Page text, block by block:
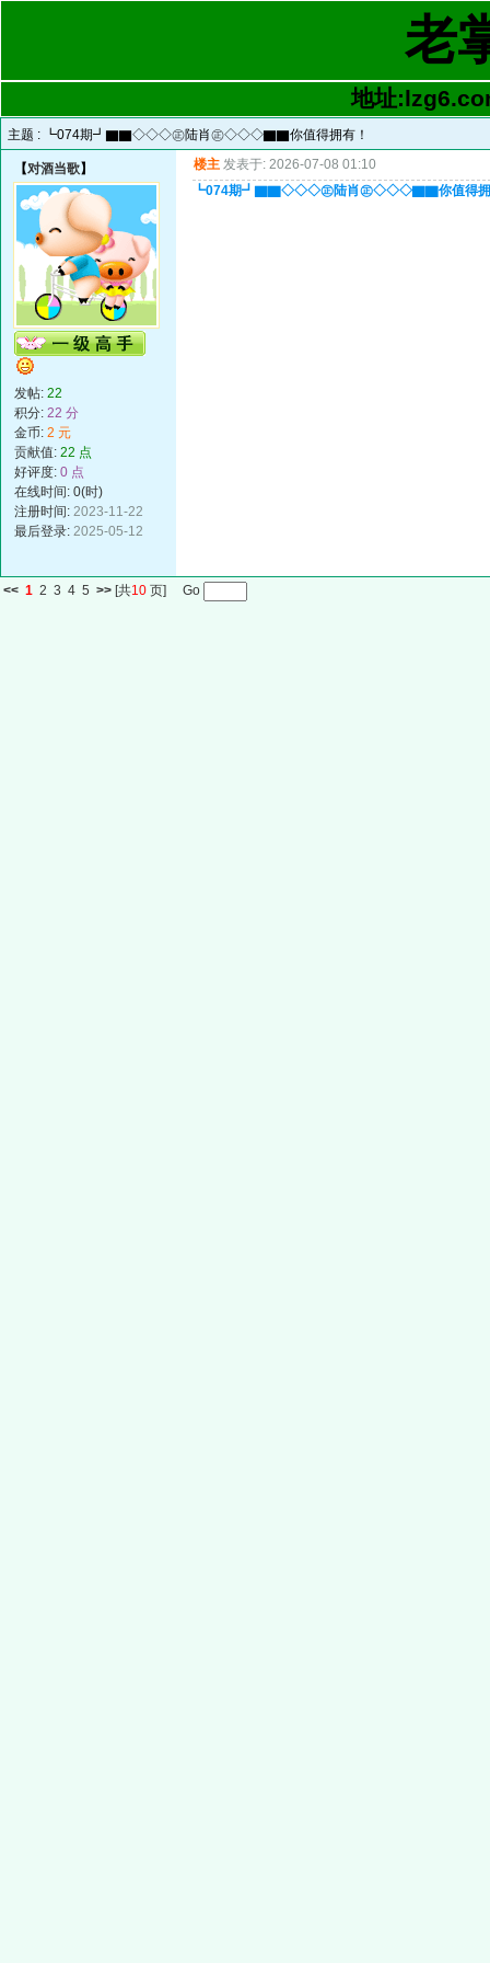
老
地址
主题 : ┗074期┛▇▇◇◇◇㊣陆肖㊣◇◇◇▇▇你值得拥有！
【对酒当歌】
发帖: 22
积分: 22 分
金币: 2 元
贡献值: 22 点
好评度: 0 点
在线时间: 0(时)
注册时间: 2023-11-22
最后登录: 2025-05-12
楼主 发表于: 2026-07-08 01:10
┗074期┛▇▇◇◇◇㊣陆肖㊣◇◇◇▇▇你值得拥
<< 1 2 3 4 5 >> [共10 页] Go